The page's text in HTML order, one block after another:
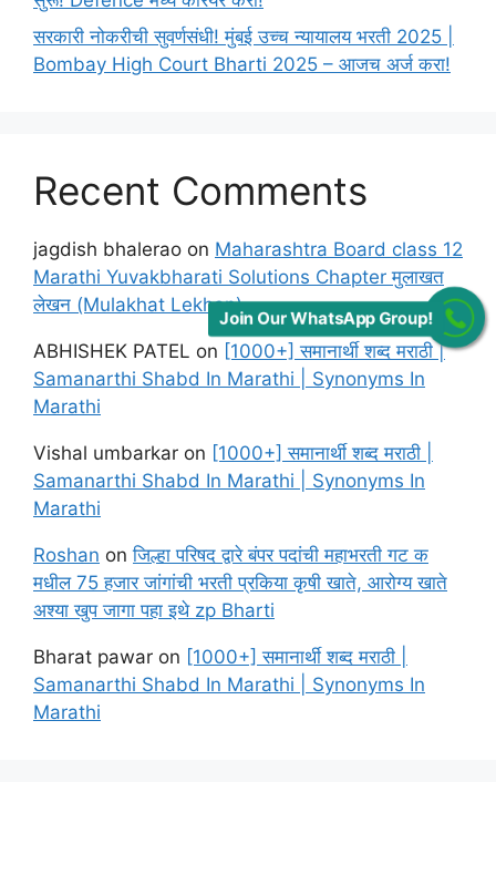
सरकारी नोकरीची सुवर्णसंधी! मुंबई उच्च न्यायालय भरती 2025 |
Bombay High Court Bharti 2025 – आजच अर्ज करा!
Recent Comments
jagdish bhalerao on Maharashtra Board class 12
Marathi Yuvakbharati Solutions Chapter मुलाखत
लेखन (Mulakhat Lekhan)
ABHISHEK PATEL on [1000+] समानार्थी शब्द मराठी |
Samanarthi Shabd In Marathi | Synonyms In
Marathi
Vishal umbarkar on [1000+] समानार्थी शब्द मराठी |
Samanarthi Shabd In Marathi | Synonyms In
Marathi
Roshan onजिल्हा परिषद द्वारे बंपर पदांची महाभरती गट क
मधील 75 हजार जांगांची भरती प्रकिया कृषी खाते, आरोग्य खाते
अश्या खुप जागा पहा इथे zp Bharti
Bharat pawar on [1000+] समानार्थी शब्द मराठी |
Samanarthi Shabd In Marathi | Synonyms In
Marathi
Join Our WhatsApp Group!